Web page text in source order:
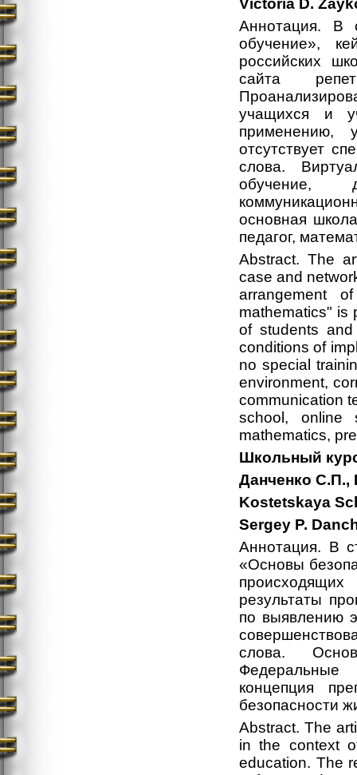
Victoria D.
Аннотация. В
обучение»,
российских
сайта
учащихся и
применению,
отсутствует
слова.
обучение,
основная
педагог,
Abstract. The
case and
arrangement
mathematics" is
of students
conditions of
no special
environment,
communication
school, online
mathematics,
Школьный
Данченко С.П.,
Kostetskaya
Sergey P.
Аннотация. В
«Основы
результаты
по выявлению
слова.
Федеральные
концепция
безопасности
Abstract. The
in the context
education. The